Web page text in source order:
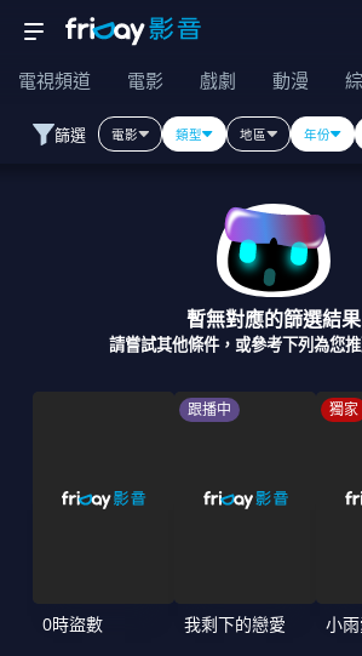
電視頻道 電影 戲劇 動漫
篩選 電影 類型 地區 年份
暫無對應的篩選結果
請嘗試其他條件，或參考下列為您推
0時盜數
跟播中
我剩下的戀愛
獨家
小